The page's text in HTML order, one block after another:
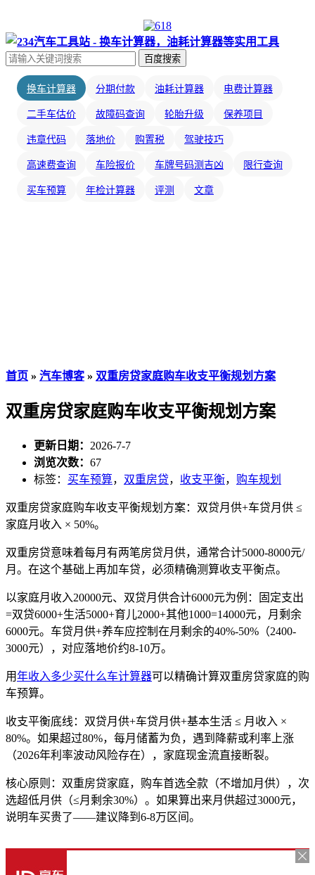
百度搜索
换车计算器 分期付款 油耗计算器 电费计算器
二手车估价 故障码查询 轮胎升级 保养项目
违章代码 落地价 购置税 驾驶技巧
高速费查询 车险报价 车牌号码测吉凶 限行查询
买车预算 年检计算器 评测 文章
首页 » 汽车博客» 双重房贷家庭购车收支平衡规划方案
双重房贷家庭购车收支平衡规划方案
更新日期： 2026-7-7
浏览次数： 67
标签： 买车预算， 双重房贷， 收支平衡， 购车规划
双重房贷家庭购车收支平衡规划方案：双贷月供+车贷月供 ≤
家庭月收入 × 50%。
双重房贷意味着每月有两笔房贷月供，通常合计5000-8000元/
月。在这个基础上再加车贷，必须精确测算收支平衡点。
以家庭月收入20000元、双贷月供合计6000元为例：固定支出
=双贷6000+生活5000+育儿2000+其他1000=14000元，月剩余
6000元。车贷月供+养车应控制在月剩余的40%-50%（2400-
3000元），对应落地价约8-10万。
用年收入多少买什么车计算器可以精确计算双重房贷家庭的购
车预算。
收支平衡底线：双贷月供+车贷月供+基本生活 ≤ 月收入 ×
80%。如果超过80%，每月储蓄为负，遇到降薪或利率上涨
（2026年利率波动风险存在），家庭现金流直接断裂。
核心原则：双重房贷家庭，购车首选全款（不增加月供），次
选超低月供（≤月剩余30%）。如果算出来月供超过3000元，
说明车买贵了——建议降到6-8万区间。